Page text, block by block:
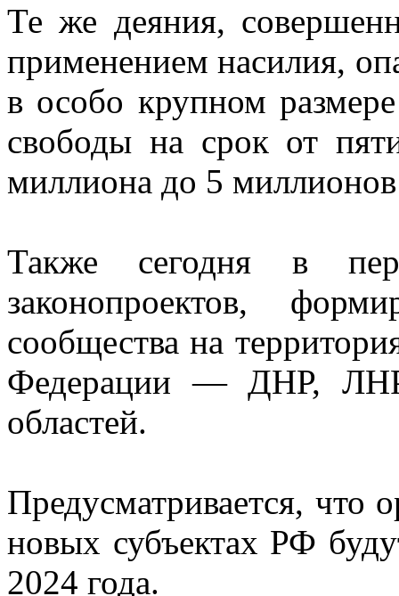
Те же деяния,
применением насилия,
в особо крупном
свободы на срок от
миллиона до 5
Также сегодня в
законопроектов,
сообщества на
Федерации — ДНР,
областей.
Предусматривается, что
новых субъектах РФ
2024 года.